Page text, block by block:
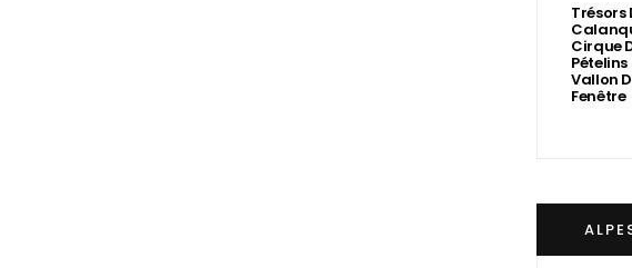
Trésors
Cirque
Pételins
Vallon
Fenêtre